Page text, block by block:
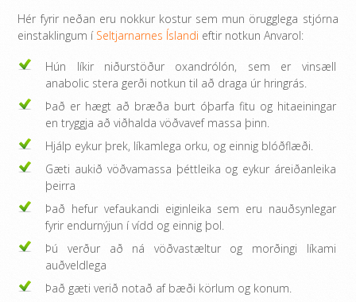
Hér fyrir neðan eru nokkur kostur sem mun örugglega stjórna
einstaklingum í Seltjarnarnes Íslandi eftir notkun Anvarol:
Hún líkir niðurstöður oxandrólón, sem er vinsæll
anabolic stera gerði notkun til að draga úr hringrás.
Það er hægt að bræða burt óþarfa fitu og hitaeiningar
en tryggja að viðhalda vöðvavef massa þinn.
Hjálp eykur þrek, líkamlega orku, og einnig blóðflæði.
Gæti aukið vöðvamassa þéttleika og eykur áreiðanleika
þeirra
Það hefur vefaukandi eiginleika sem eru nauðsynlegar
fyrir endurnýjun í vídd og einnig þol.
Þú verður að ná vöðvastæltur og morðingi líkami
auðveldlega
Það gæti verið notað af bæði körlum og konum.